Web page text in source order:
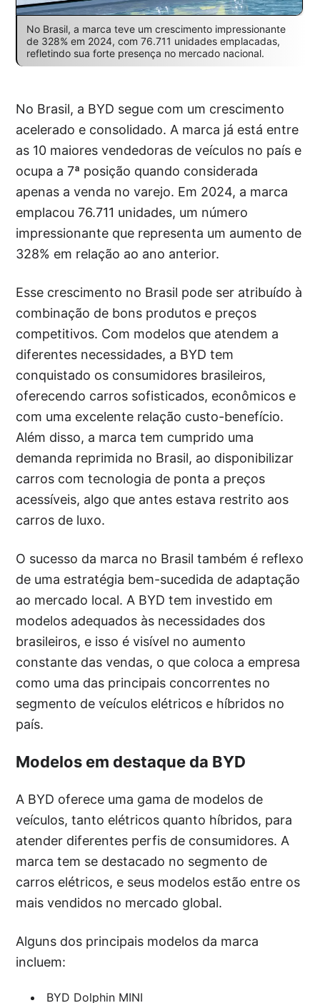
No Brasil, a marca teve um crescimento impressionante
de 328% em 2024, com 76.711 unidades emplacadas,
refletindo sua forte presença no mercado nacional.
No Brasil, a BYD segue com um crescimento
acelerado e consolidado. A marca já está entre
as 10 maiores vendedoras de veículos no país e
ocupa a 7ª posição quando considerada
apenas a venda no varejo. Em 2024, a marca
emplacou 76.711 unidades, um número
impressionante que representa um aumento de
328% em relação ao ano anterior.
Esse crescimento no Brasil pode ser atribuído à
combinação de bons produtos e preços
competitivos. Com modelos que atendem a
diferentes necessidades, a BYD tem
conquistado os consumidores brasileiros,
oferecendo carros sofisticados, econômicos e
com uma excelente relação custo-benefício.
Além disso, a marca tem cumprido uma
demanda reprimida no Brasil, ao disponibilizar
carros com tecnologia de ponta a preços
acessíveis, algo que antes estava restrito aos
carros de luxo.
O sucesso da marca no Brasil também é reflexo
de uma estratégia bem-sucedida de adaptação
ao mercado local. A BYD tem investido em
modelos adequados às necessidades dos
brasileiros, e isso é visível no aumento
constante das vendas, o que coloca a empresa
como uma das principais concorrentes no
segmento de veículos elétricos e híbridos no
país.
Modelos em destaque da BYD
A BYD oferece uma gama de modelos de
veículos, tanto elétricos quanto híbridos, para
atender diferentes perfis de consumidores. A
marca tem se destacado no segmento de
carros elétricos, e seus modelos estão entre os
mais vendidos no mercado global.
Alguns dos principais modelos da marca
incluem:
BYD Dolphin MINI